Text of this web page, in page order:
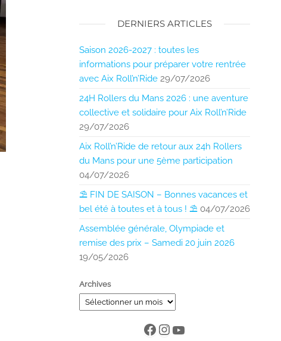
DERNIERS ARTICLES
Saison 2026-2027 : toutes les
informations pour préparer votre rentrée
avec Aix Roll’n’Ride 29/07/2026
24H Rollers du Mans 2026 : une aventure
collective et solidaire pour Aix Roll’n’Ride
29/07/2026
Aix Roll’n’Ride de retour aux 24h Rollers
du Mans pour une 5ème participation
04/07/2026
⛱️ FIN DE SAISON – Bonnes vacances et
bel été à toutes et à tous ! ⛱️ 04/07/2026
Assemblée générale, Olympiade et
remise des prix – Samedi 20 juin 2026
19/05/2026
Archives